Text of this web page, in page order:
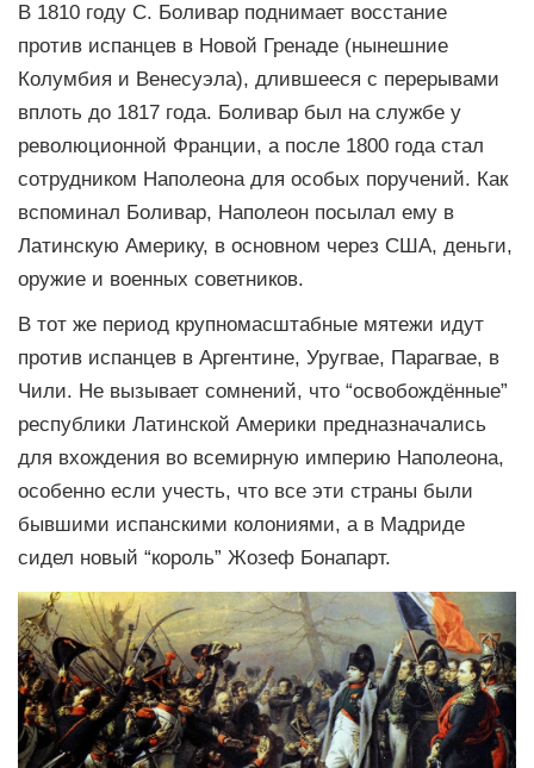
В 1810 году С. Боливар поднимает восстание
против испанцев в Новой Гренаде (нынешние
Колумбия и Венесуэла), длившееся с перерывами
вплоть до 1817 года. Боливар был на службе у
революционной Франции, а после 1800 года стал
сотрудником Наполеона для особых поручений. Как
вспоминал Боливар, Наполеон посылал ему в
Латинскую Америку, в основном через США, деньги,
оружие и военных советников.
В тот же период крупномасштабные мятежи идут
против испанцев в Аргентине, Уругвае, Парагвае, в
Чили. Не вызывает сомнений, что “освобождённые”
республики Латинской Америки предназначались
для вхождения во всемирную империю Наполеона,
особенно если учесть, что все эти страны были
бывшими испанскими колониями, а в Мадриде
сидел новый “король” Жозеф Бонапарт.